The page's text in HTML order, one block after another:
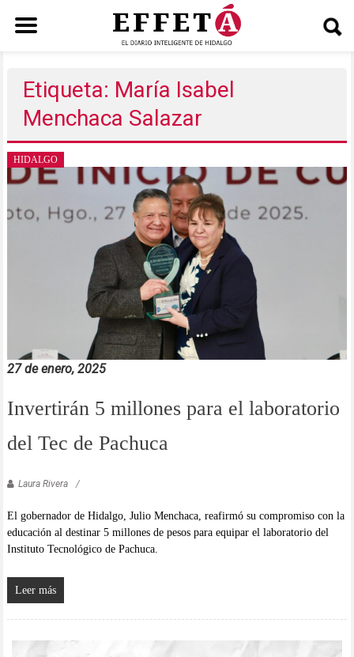
contenidoEtiqueta: María Isabel
Menchaca Salazar
HIDALGO
27 de enero, 2025
Invertirán 5 millones para el laboratorio
del Tec de Pachuca
Laura Rivera
El gobernador de Hidalgo, Julio Menchaca, reafirmó su compromiso con la
educación al destinar 5 millones de pesos para equipar el laboratorio del
Instituto Tecnológico de Pachuca.
Leer más